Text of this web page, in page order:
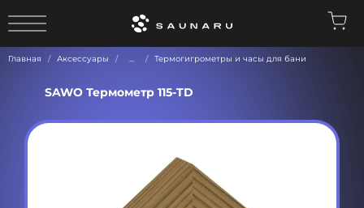
Главная Аксессуары ... Термогигрометры и часы для бани
SAWO Термометр 115-TD